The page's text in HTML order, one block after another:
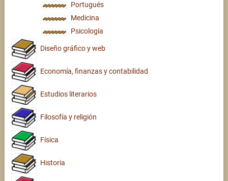
Portugués
Medicina
Psicología
Diseño gráfico y web
Economía, finanzas y contabilidad
Estudios literarios
Filosofía y religión
Física
Historia